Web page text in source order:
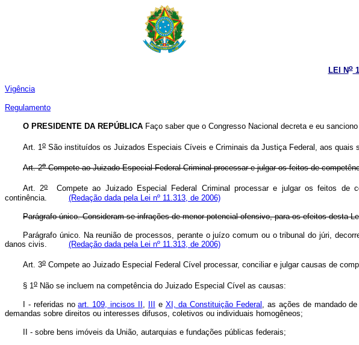
LEI No
Vigência
Regulamento
O PRESIDENTE DA REPÚBLICA Faço saber que o Congresso Nacional decreta e eu
Art. 1 o São instituídos os Juizados Especiais Cíveis e Criminais da Justiça Federal, aos
Art. 2oCompete ao Juizado Especial Federal Criminal processar e julgar os feitos de
Art. 2oCompete ao Juizado Especial Federal Criminal processar e julgar os feitos de
continência. (Redação dada pela Lei nº 11.313, de 2006)
Parágrafo único. Consideram-se infrações de menor potencial ofensivo, para os efeitos desta
Parágrafo único. Na reunião de processos, perante o juízo comum ou o tribunal do júri,
danos civis. (Redação dada pela Lei nº 11.313, de 2006)
Art. 3o Compete ao Juizado Especial Federal Cível processar, conciliar e julgar causas de
§ 1o Não se incluem na competência do Juizado Especial Cível as causas:
I - referidas noart. 109, incisos II III e XI, da Constituição Federal , as ações de mandado
demandas sobre direitos ou interesses difusos, coletivos ou individuais homogêneos;
II - sobre bens imóveis da União, autarquias e fundações públicas federais;